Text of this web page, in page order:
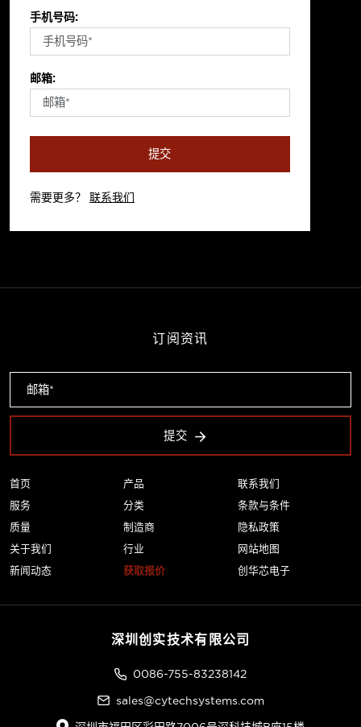
手机号码:
邮箱:
提交
需要更多？ 联系我们
首页
服务
质量
关于我们
新闻动态
产品
分类
制造商
行业
获取报价
联系我们
条款与条件
隐私政策
网站地图
创华芯电子
订阅资讯
提交
深圳创实技术有限公司
0086-755-83238142
sales@cytechsystems.com